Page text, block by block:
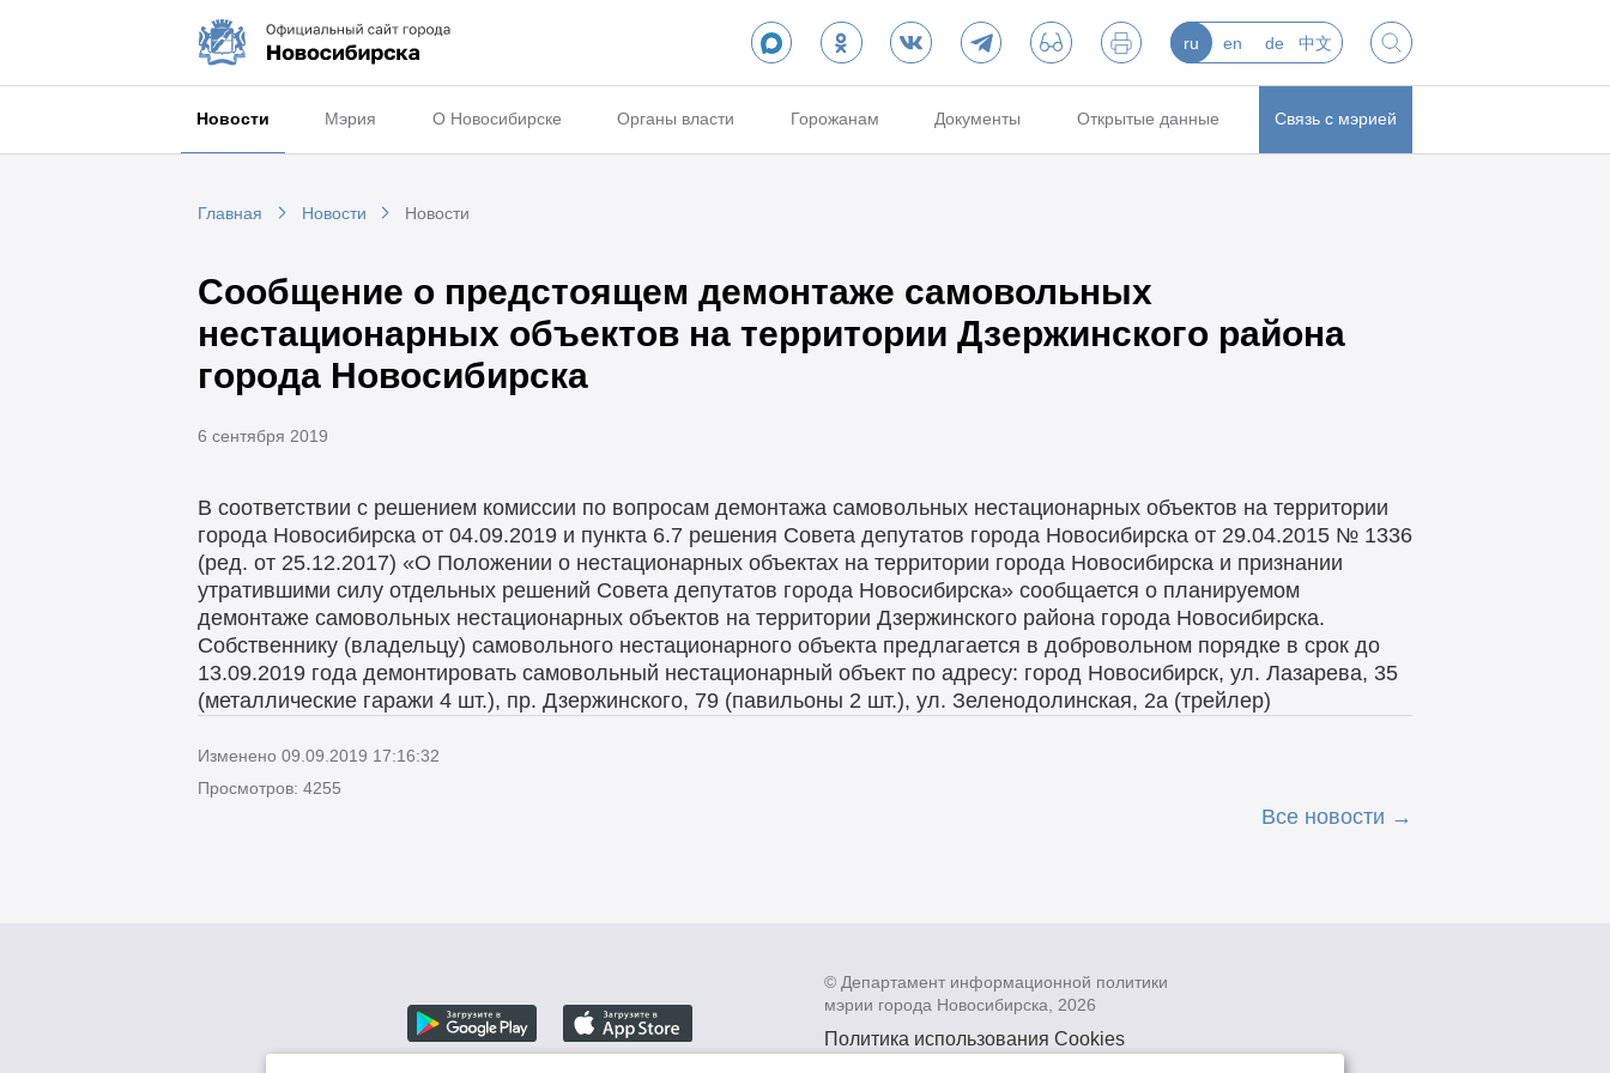
ru en de 中文
Новости Мэрия О Новосибирске Органы власти Горожанам Документы Открытые данные Связь с мэрией
Главная Новости Новости
Сообщение о предстоящем демонтаже самовольных
нестационарных объектов на территории Дзержинского района
города Новосибирска
6 сентября 2019
В соответствии с решением комиссии по вопросам демонтажа самовольных нестационарных объектов на территории
города Новосибирска от 04.09.2019 и пункта 6.7 решения Совета депутатов города Новосибирска от 29.04.2015 № 1336
(ред. от 25.12.2017) «О Положении о нестационарных объектах на территории города Новосибирска и признании
утратившими силу отдельных решений Совета депутатов города Новосибирска» сообщается о планируемом
демонтаже самовольных нестационарных объектов на территории Дзержинского района города Новосибирска.
Собственнику (владельцу) самовольного нестационарного объекта предлагается в добровольном порядке в срок до
13.09.2019 года демонтировать самовольный нестационарный объект по адресу: город Новосибирск, ул. Лазарева, 35
(металлические гаражи 4 шт.), пр. Дзержинского, 79 (павильоны 2 шт.), ул. Зеленодолинская, 2а (трейлер)
Изменено 09.09.2019 17:16:32
Просмотров: 4255
Все новости
© Департамент информационной политики
мэрии города Новосибирска, 2026
Политика использования Cookies